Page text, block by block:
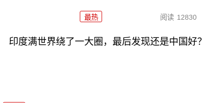
最热 阅读 12830
印度满世界绕了一大圈，最后发现还是中国好？